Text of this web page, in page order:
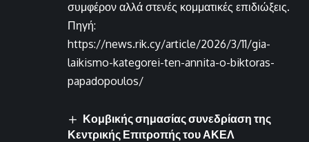
συμφέρον αλλά στενές κομματικές επιδιώξεις.
Πηγή:
https://news.rik.cy/article/2026/3/11/gia-
laikismo-kategorei-ten-annita-o-biktoras-
papadopoulos/
Κομβικής σημασίας συνεδρίαση της
Κεντρικής Επιτροπής του ΑΚΕΛ